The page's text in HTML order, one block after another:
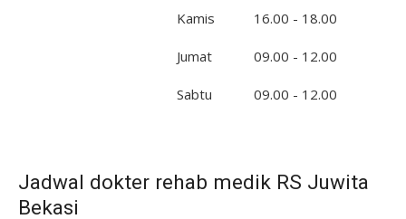
Kamis 16.00 - 18.00
Jumat 09.00 - 12.00
Sabtu 09.00 - 12.00
Jadwal dokter rehab medik RS Juwita
Bekasi